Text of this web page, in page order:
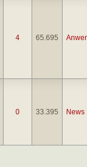
4 65.695
0 33.395 News